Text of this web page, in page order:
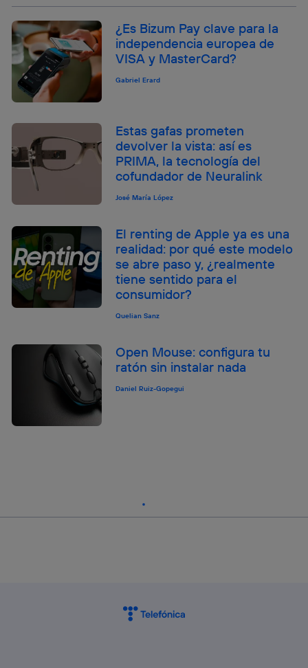
¿Es Bizum Pay clave para la
independencia europea de
VISA y MasterCard?
Gabriel Erard
Estas gafas prometen
devolver la vista: así es
PRIMA, la tecnología del
cofundador de Neuralink
José María López
El renting de Apple ya es una
realidad: por qué este modelo
se abre paso y, ¿realmente
tiene sentido para el
consumidor?
Quelian Sanz
Open Mouse: configura tu
ratón sin instalar nada
Daniel Ruiz-Gopegui